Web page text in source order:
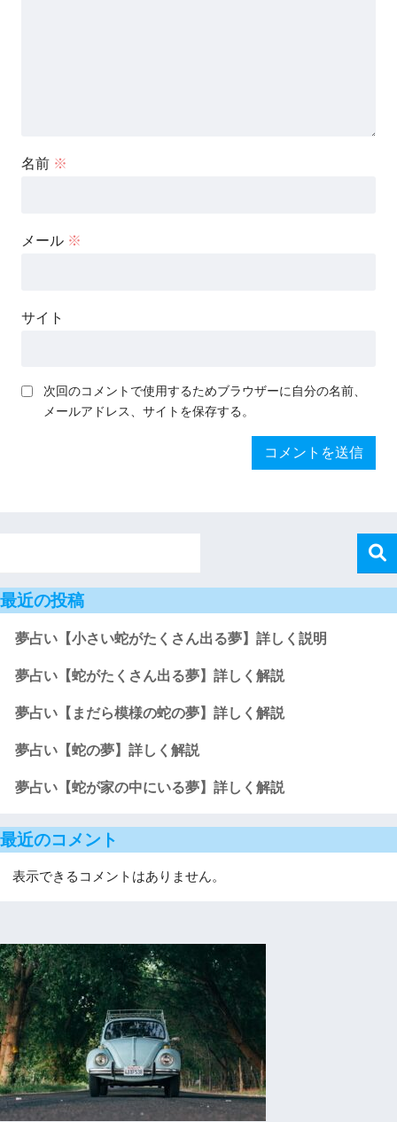
名前 ※
メール ※
サイト
次回のコメントで使用するためブラウザーに自分の名前、
メールアドレス、サイトを保存する。
最近の投稿
夢占い【小さい蛇がたくさん出る夢】詳しく説明
夢占い【蛇がたくさん出る夢】詳しく解説
夢占い【まだら模様の蛇の夢】詳しく解説
夢占い【蛇の夢】詳しく解説
夢占い【蛇が家の中にいる夢】詳しく解説
最近のコメント
表示できるコメントはありません。